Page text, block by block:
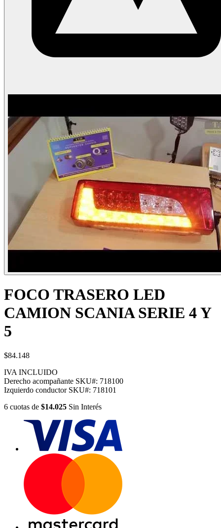
FOCO TRASERO LED
CAMION SCANIA SERIE 4 Y
5
$84.148
IVA INCLUIDO
Derecho acompañante SKU#: 718100
Izquierdo conductor SKU#: 718101
6 cuotas de $14.025 Sin Interés